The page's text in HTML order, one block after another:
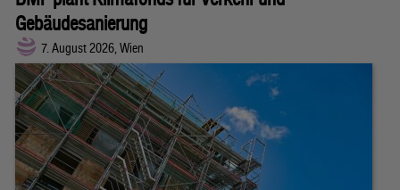
Gebäudesanierung
7. August 2026, Wien